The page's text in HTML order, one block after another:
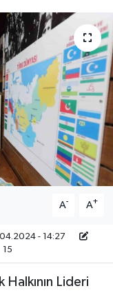
A- A+
- 14:27
15
Halkının Lideri